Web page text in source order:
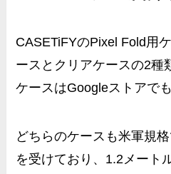
CASETiFYのPixel Fold用
ースとクリアケースの2種
ケースはGoogleストアで
どちらのケースも米軍規
を受けており、1.2メート